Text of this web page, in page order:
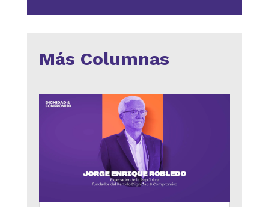
Más Columnas